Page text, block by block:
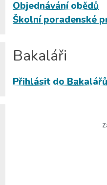
Objednávání obědů
Školní poradenské
Bakaláři
Přihlásit do Bakalářů